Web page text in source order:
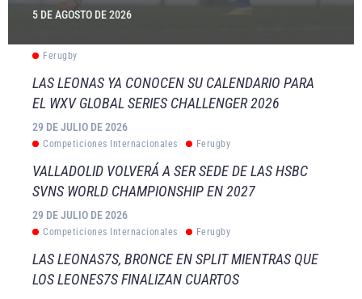
5 DE AGOSTO DE 2026
Ferugby
LAS LEONAS YA CONOCEN SU CALENDARIO PARA
EL WXV GLOBAL SERIES CHALLENGER 2026
29 DE JULIO DE 2026
Competiciones Internacionales Ferugby
VALLADOLID VOLVERÁ A SER SEDE DE LAS HSBC
SVNS WORLD CHAMPIONSHIP EN 2027
29 DE JULIO DE 2026
Competiciones Internacionales Ferugby
LAS LEONAS7S, BRONCE EN SPLIT MIENTRAS QUE
LOS LEONES7S FINALIZAN CUARTOS